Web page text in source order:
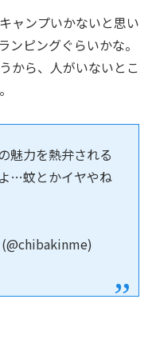
ャンプいかないと思い
ンピングぐらいかな。
から、人がいないとこ
魅力を熱弁される
…蚊とかイヤやね